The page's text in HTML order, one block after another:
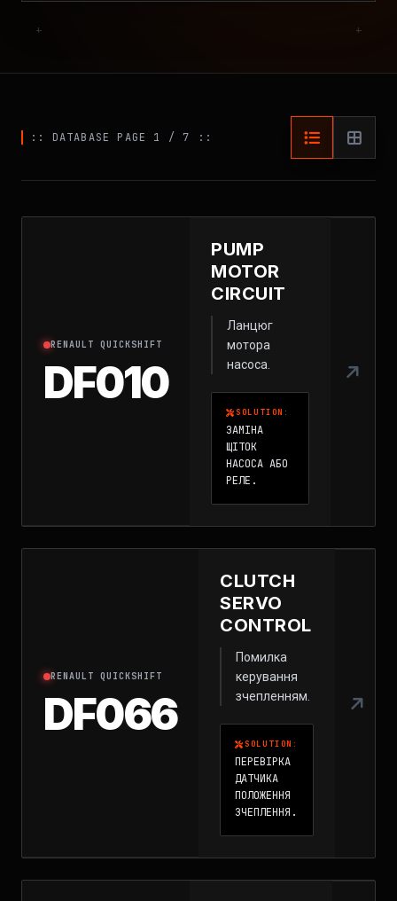
+
+
:: DATABASE PAGE 1 / 7 ::
RENAULT QUICKSHIFT
DF010
PUMP
MOTOR
CIRCUIT
Ланцюг
мотора
насоса.
SOLUTION:
ЗАМІНА
ЩІТОК
НАСОСА АБО
РЕЛЕ.
RENAULT QUICKSHIFT
DF066
CLUTCH
SERVO
CONTROL
Помилка
керування
зчепленням.
SOLUTION:
ПЕРЕВІРКА
ДАТЧИКА
ПОЛОЖЕННЯ
ЗЧЕПЛЕННЯ.